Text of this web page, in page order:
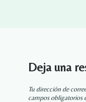
Deja una
Tu dirección de
campos obligatorios